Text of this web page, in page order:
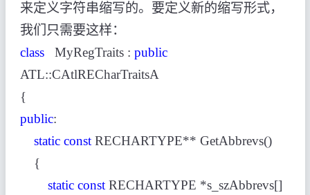
来定义字符串缩写的。要定义新的缩写形式，
我们只需要这样：
class
MyRegTraits : public
ATL::CAtlRECharTraitsA
{
public:
static constRECHARTYPE** GetAbbrevs()
{
static constRECHARTYPE *s_szAbbrevs[]